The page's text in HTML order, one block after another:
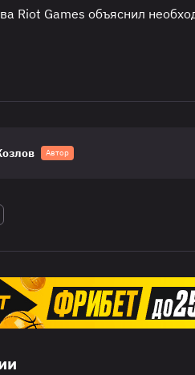
Riot Games объяснил
Автор